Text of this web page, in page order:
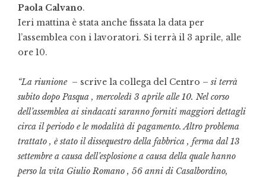
Paola Calvano.
Ieri mattina è stata anche fissata la data per
l’assemblea con i lavoratori. Si terrà il 3 aprile, alle
ore 10.
“La riunione – scrive la collega del Centro – si terrà
subito dopo Pasqua , mercoledì 3 aprile alle 10. Nel corso
dell’assemblea ai sindacati saranno forniti maggiori dettagli
circa il periodo e le modalità di pagamento. Altro problema
trattato , è stato il dissequestro della fabbrica , ferma dal 13
settembre a causa dell’esplosione a causa della quale hanno
perso la vita Giulio Romano , 56 anni di Casalbordino,